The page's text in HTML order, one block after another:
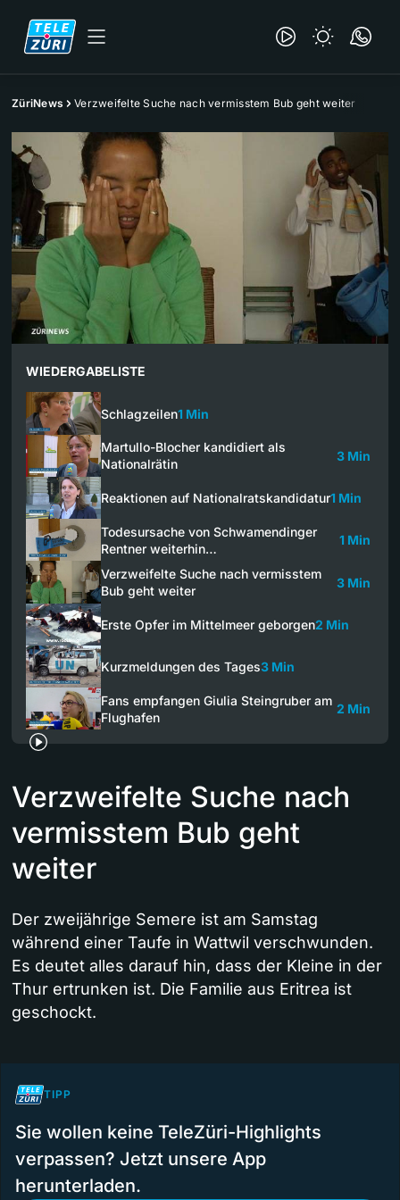
ZüriNews Verzweifelte Suche nach vermisstem Bub geht weiter
WIEDERGABELISTE
Schlagzeilen1 Min
Martullo-Blocher kandidiert als
Nationalrätin
3 Min
Reaktionen auf Nationalratskandidatur1 Min
Todesursache von Schwamendinger
Rentner weiterhin…
1 Min
Verzweifelte Suche nach vermisstem
Bub geht weiter
3 Min
Erste Opfer im Mittelmeer geborgen2 Min
Kurzmeldungen des Tages3 Min
Fans empfangen Giulia Steingruber am
Flughafen
2 Min
Verzweifelte Suche nach
vermisstem Bub geht
weiter
Der zweijährige Semere ist am Samstag
während einer Taufe in Wattwil verschwunden.
Es deutet alles darauf hin, dass der Kleine in der
Thur ertrunken ist. Die Familie aus Eritrea ist
geschockt.
TIPP
Sie wollen keine TeleZüri-Highlights
verpassen? Jetzt unsere App
herunterladen.